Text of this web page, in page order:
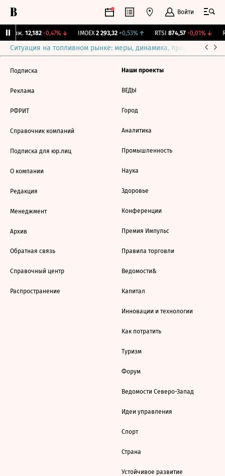
Войти
Бирж. 12,182 -0,47%↓ IMOEX 2 293,32 +0,53%↑ RTSI 874,57 -0,01%↓
Ситуация на топливном рынке: меры, динамика, прогнозы
Подписка
Реклама
РФРИТ
Справочник компаний
Подписка для юр.лиц
О компании
Редакция
Менеджмент
Архив
Обратная связь
Справочный центр
Распространение
Наши проекты
ВЕДЫ
Город
Аналитика
Промышленность
Наука
Здоровье
Конференции
Премия Импульс
Правила торговли
Ведомости&
Капитал
Инновации и технологии
Как потратить
Туризм
Форум
Ведомости Северо-Запад
Идеи управления
Спорт
Страна
Устойчивое развитие